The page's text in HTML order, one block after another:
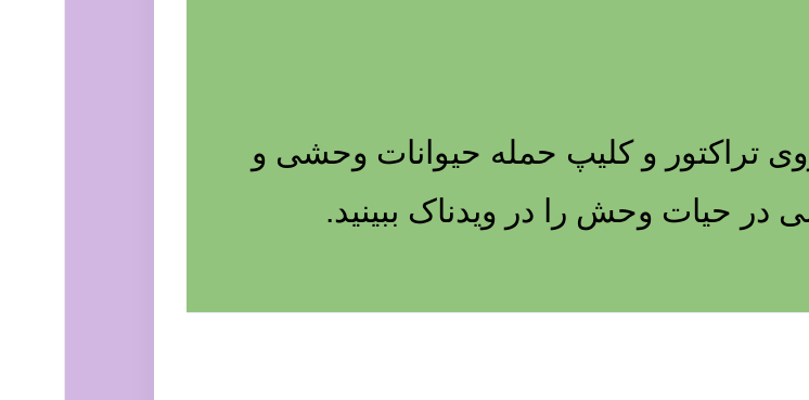
تراکتور و کلیپ حمله حیوانات وحشی و
در حیات وحش را در ویدناک ببینید.